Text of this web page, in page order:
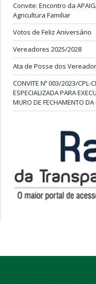
Convite: Encontro da
Agricultura Familiar
Votos de Feliz Aniversário
Vereadores 2025/2028
Ata de Posse dos
CONVITE Nº 003/2023/CPL-
ESPECIALIZADA PARA
MURO DE FECHAMENTO